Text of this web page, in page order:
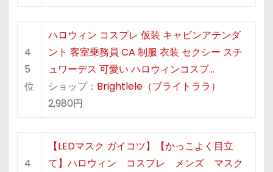
4
5
位
ハロウィン コスプレ 仮装 キャビンアテンダ
ント 客室乗務員 CA 制服 衣装 セクシー スチ
ュワーデス 可愛い ハロウィンコスプ…
ショップ： Brightlele（ブライトララ）
2,980円
4
【LEDマスク ガイコツ】【かっこよく目立
て】ハロウィン コスプレ メンズ マスク